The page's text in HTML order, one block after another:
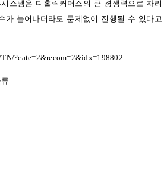
스템은 디홀릭커머스의 큰 경쟁력으로 자리
가 늘어나더라도 문제없이 진행될 수 있다고
?cate=2&recom=2&idx=198802